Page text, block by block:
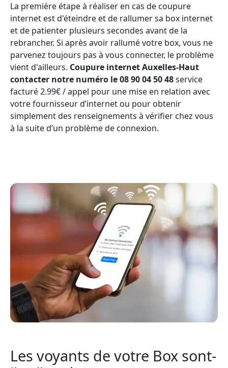
La première étape à réaliser en cas de coupure
internet est d'éteindre et de rallumer sa box internet
et de patienter plusieurs secondes avant de la
rebrancher. Si après avoir rallumé votre box, vous ne
parvenez toujours pas à vous connecter, le problème
vient d'ailleurs. Coupure internet Auxelles-Haut
contacter notre numéro le 08 90 04 50 48service
facturé 2.99€ / appel pour une mise en relation avec
votre fournisseur d’internet ou pour obtenir
simplement des renseignements à vérifier chez vous
à la suite d’un problème de connexion.
Les voyants de votre Box sont-